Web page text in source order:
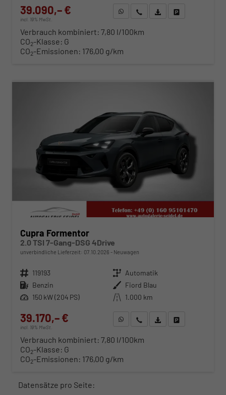
39.090,– €
incl. 19% MwSt.
WhatsApp anfragen
Wir rufen Sie anFahrzeugexposé (PDF)
Verbrauch kombiniert: 7,80 l/100km
CO2-Klasse: G
CO2-Emissionen: 176,00 g/km
Cupra Formentor
2.0 TSI 7-Gang-DSG 4Drive
unverbindliche Lieferzeit: 07.10.2026 Neuwagen
Fahrzeugnr. 119193 Getriebe Automatik
Kraftstoff Benzin Außenfarbe Fiord Blau
Leistung 150 kW (204 PS) Kilometerstand 1.000 km
39.170,– €
incl. 19% MwSt.
WhatsApp anfragen
Wir rufen Sie anFahrzeugexposé (PDF)
Verbrauch kombiniert: 7,80 l/100km
CO2-Klasse: G
CO2-Emissionen: 176,00 g/km
Datensätze pro Seite: